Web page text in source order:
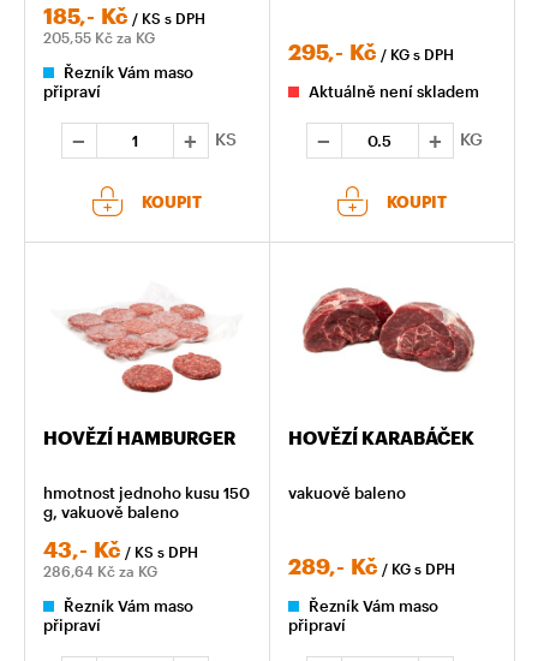
185,- Kč / KS s DPH
205,55 Kč za KG
Řezník Vám maso
připraví
KS
KOUPIT
295,- Kč / KG s DPH
Aktuálně není skladem
KG
KOUPIT
HOVĚZÍ HAMBURGER
hmotnost jednoho kusu 150
g, vakuově baleno
43,- Kč / KS s DPH
286,64 Kč za KG
Řezník Vám maso
připraví
HOVĚZÍ KARABÁČEK
vakuově baleno
289,- Kč / KG s DPH
Řezník Vám maso
připraví